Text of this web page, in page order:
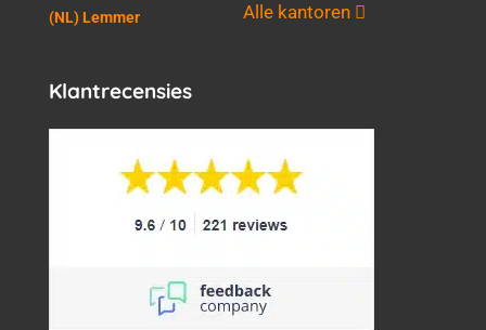
(NL) Lemmer
Alle kantoren
Klantrecensies